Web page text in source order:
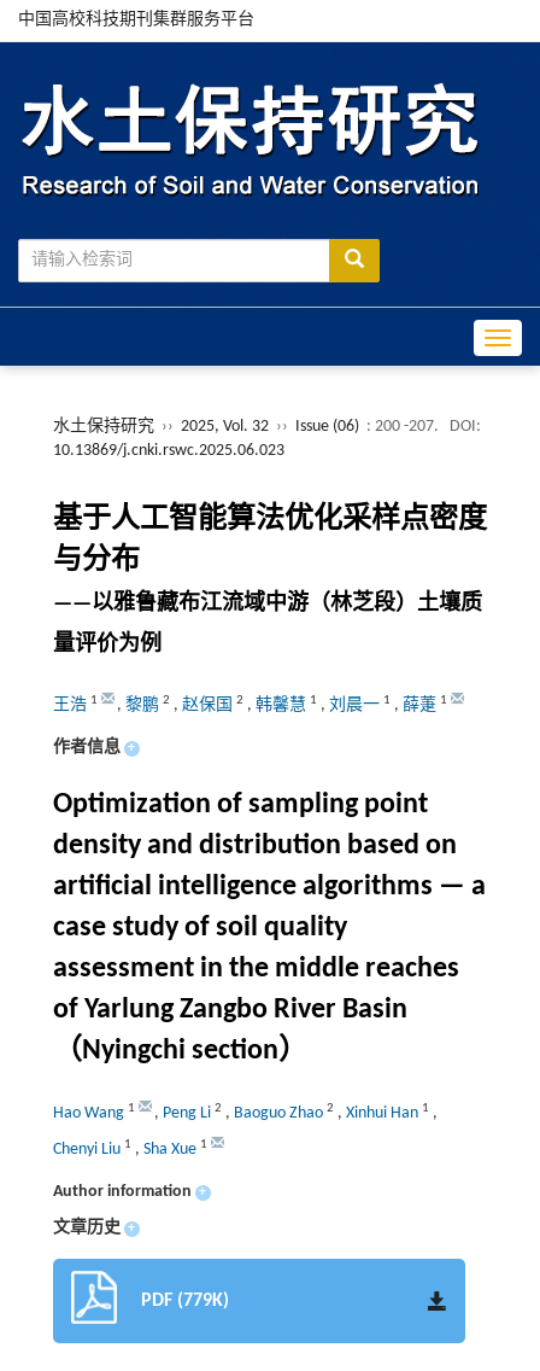
中国高校科技期刊集群服务平台
水土保持研究 ›› 2025, Vol. 32 ›› Issue (06) : 200 -207.
DOI:
10.13869/j.cnki.rswc.2025.06.023
基于人工智能算法优化采样点密度
与分布
——以雅鲁藏布江流域中游（林芝段）土壤质
量评价为例
王浩 1 , 黎鹏 2 , 赵保国 2 , 韩馨慧 1 , 刘晨一 1 , 薛萐 1
作者信息 +
Optimization of sampling point
density and distribution based on
artificial intelligence algorithms — a
case study of soil quality
assessment in the middle reaches
of Yarlung Zangbo River Basin
（Nyingchi section）
Hao Wang 1 , Peng Li 2 , Baoguo Zhao 2 , Xinhui Han 1 ,
Chenyi Liu 1 , Sha Xue 1
Author information +
文章历史 +
PDF (779K)